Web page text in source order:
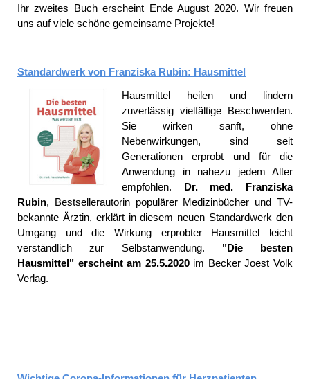
Ihr zweites Buch erscheint Ende August 2020. Wir freuen
uns auf viele schöne gemeinsame Projekte!
Standardwerk von Franziska Rubin: Hausmittel
Hausmittel heilen und lindern
zuverlässig vielfältige Beschwerden.
Sie wirken sanft, ohne
Nebenwirkungen, sind seit
Generationen erprobt und für die
Anwendung in nahezu jedem Alter
empfohlen. Dr. med. Franziska
Rubin, Bestsellerautorin populärer Medizinbücher und TV-
bekannte Ärztin, erklärt in diesem neuen Standardwerk den
Umgang und die Wirkung erprobter Hausmittel leicht
verständlich zur Selbstanwendung. "Die besten
Hausmittel" erscheint am 25.5.2020 im Becker Joest Volk
Verlag.